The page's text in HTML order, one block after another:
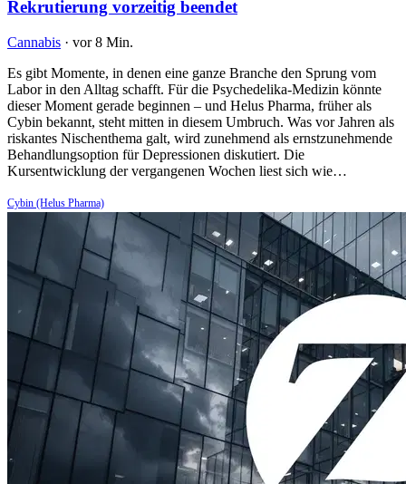
Rekrutierung vorzeitig beendet
Cannabis · vor 8 Min.
Es gibt Momente, in denen eine ganze Branche den Sprung vom
Labor in den Alltag schafft. Für die Psychedelika-Medizin könnte
dieser Moment gerade beginnen – und Helus Pharma, früher als
Cybin bekannt, steht mitten in diesem Umbruch. Was vor Jahren als
riskantes Nischenthema galt, wird zunehmend als ernstzunehmende
Behandlungsoption für Depressionen diskutiert. Die
Kursentwicklung der vergangenen Wochen liest sich wie…
Cybin (Helus Pharma)